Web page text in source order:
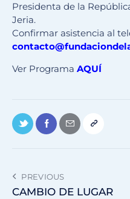
Presidenta de la
Jeria.
Confirmar asistencia al
Ver Programa AQUÍ
PREVIOUS
CAMBIO DE LUGAR